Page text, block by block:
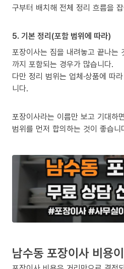
구부터 배치해 전체 정리 흐름을
5. 기본 정리(포함 범위에 따라)
포장이사는 짐을 내려놓고 끝나는
까지 포함되는 경우가 많습니다.
다만 정리 범위는 업체·상품에 따
니다.
포장이사라는 이름만 보고 기대하
범위를 먼저 합의하는 것이 좋습니
남수동 포장이사 비용